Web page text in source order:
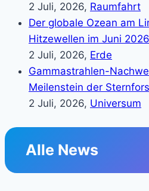
2 Juli, 2026, Raumfahrt
Der globale Ozean am
Hitzewellen im Juni 2026
2 Juli, 2026, Erde
Gammastrahlen-
Meilenstein der
2 Juli, 2026, Universum
Alle News